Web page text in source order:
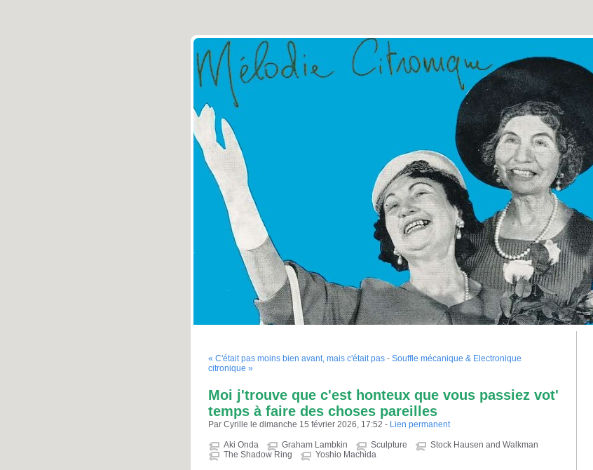
« C'était pas moins bien avant, mais c'était pas - Souffle mécanique & Electronique
citronique »
Moi j'trouve que c'est honteux que vous passiez vot'
temps à faire des choses pareilles
Par Cyrille le dimanche 15 février 2026, 17:52 - Lien permanent
Aki Onda Graham Lambkin Sculpture
Stock Hausen and Walkman
The Shadow Ring
Yoshio Machida